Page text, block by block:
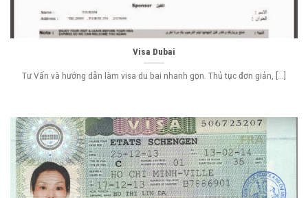
Visa Dubai
Tư Vấn và hướng dẫn làm visa du bai nhanh gọn. Thủ tục đơn giản, [...]